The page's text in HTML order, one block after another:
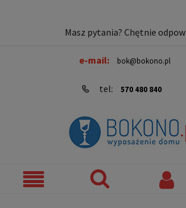
Masz pytania? Chętnie
e-mail: bok@bokono.pl
tel: 570 480 840